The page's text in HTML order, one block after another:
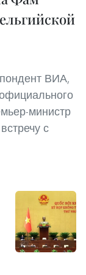
ВИА,
министр
с